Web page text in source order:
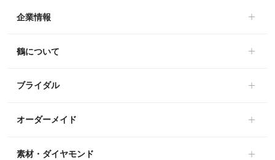
企業情報
鶴について
ブライダル
オーダーメイド
素材・ダイヤモンド